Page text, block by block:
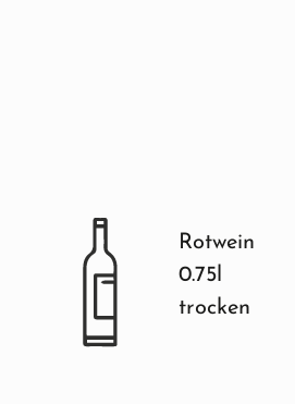
Rotwein
0.75l
trocken